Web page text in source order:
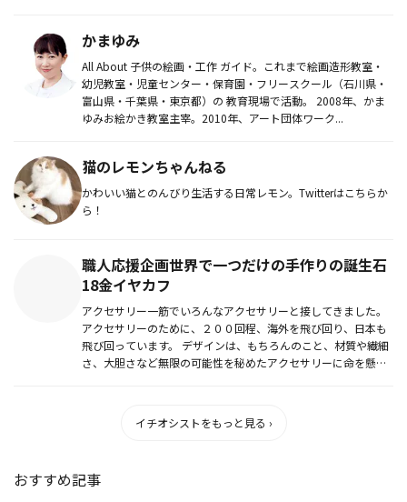
かまゆみ
All About 子供の絵画・工作 ガイド。これまで絵画造形教室・
幼児教室・児童センター・保育園・フリースクール（石川県・
富山県・千葉県・東京都）の 教育現場で活動。 2008年、かま
ゆみお絵かき教室主宰。2010年、アート団体ワーク...
猫のレモンちゃんねる
かわいい猫とのんびり生活する日常レモン。Twitterはこちらか
ら！
職人応援企画世界で一つだけの手作りの誕生石
18金イヤカフ
アクセサリー一筋でいろんなアクセサリーと接してきました。
アクセサリーのために、２００回程、海外を飛び回り、日本も
飛び回っています。 デザインは、もちろんのこと、材質や繊細
さ、大胆さなど無限の可能性を秘めたアクセサリーに命を懸け
イチオシストをもっと見る ›
おすすめ記事